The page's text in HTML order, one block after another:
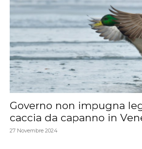
Governo non impugna
caccia da capanno in
27 Novembre 2024